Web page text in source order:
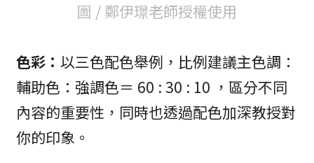
圖 / 鄭伊璟老師授權使用
色彩： 以三色配色舉例，比例建議主色調：
輔助色：強調色＝ 60 : 30 : 10 ，區分不同
內容的重要性，同時也透過配色加深教授對
你的印象。